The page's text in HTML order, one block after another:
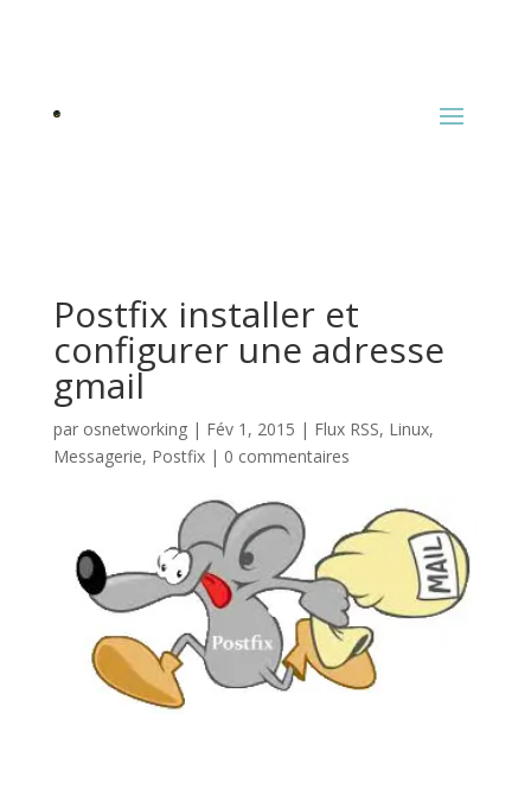
Postfix installer et
configurer une adresse
gmail
par osnetworking| Fév 1, 2015 | Flux RSS, Linux,
Messagerie, Postfix| 0 commentaires